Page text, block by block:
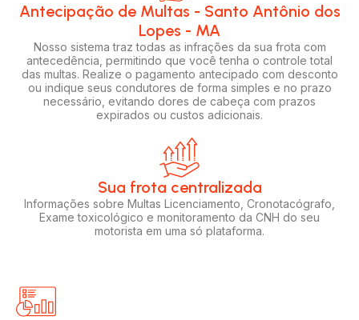
Antecipação de Multas - Santo Antônio dos
Lopes - MA
Nosso sistema traz todas as infrações da sua frota com
antecedência, permitindo que você tenha o controle total
das multas. Realize o pagamento antecipado com desconto
ou indique seus condutores de forma simples e no prazo
necessário, evitando dores de cabeça com prazos
expirados ou custos adicionais.
Sua frota centralizada​
Informações sobre Multas Licenciamento, Cronotacógrafo,
Exame toxicológico e monitoramento da CNH do seu
motorista em uma só plataforma.